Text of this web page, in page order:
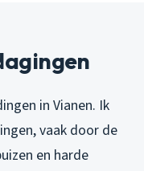
in Vianen. Ik
vaak door de
en harde